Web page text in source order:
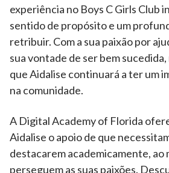
experiência no Boys C Girls Club
sentido de propósito e um
retribuir. Com a sua paixão por
sua vontade de ser bem
que Aidalise continuará a ter um
na comunidade.
A Digital Academy of Florida
Aidalise o apoio de que
destacarem academicamente, ao
perseguem as suas paixões.